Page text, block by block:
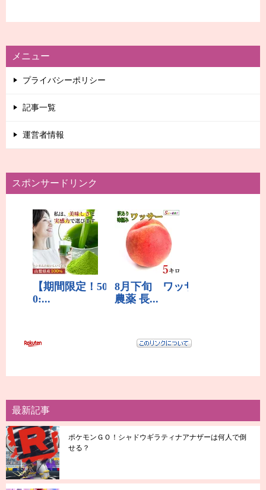
メニュー
プライバシーポリシー
記事一覧
運営者情報
スポンサードリンク
最新記事
ポケモンＧＯ！シャドウギラティナアナザーは何人で倒
せる？